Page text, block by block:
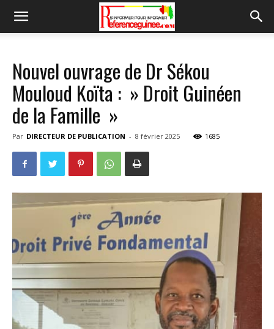
Nouvel ouvrage de Dr Sékou
Mouloud Koïta : » Droit Guinéen
de la Famille »
Par DIRECTEUR DE PUBLICATION - 8 février 2025 1685